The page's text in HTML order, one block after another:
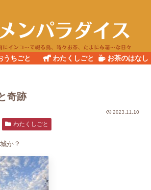
うちごと わたくしごと お茶のはなし
奇跡
2023.11.10
わたくしごと
か？